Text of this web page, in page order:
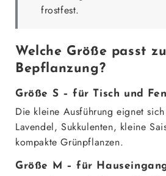
frostfest.
Welche Größe passt
Bepflanzung?
Größe S – für Tisch und
Die kleine Ausführung eignet
Lavendel, Sukkulenten, kleine
kompakte Grünpflanzen.
Größe M – für